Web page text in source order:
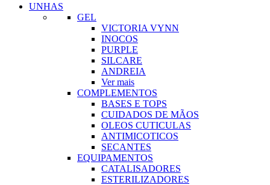
UNHAS
GEL
VICTORIA VYNN
INOCOS
PURPLE
SILCARE
ANDREIA
Ver mais
COMPLEMENTOS
BASES E TOPS
CUIDADOS DE MÃOS
OLEOS CUTICULAS
ANTIMICOTICOS
SECANTES
EQUIPAMENTOS
CATALISADORES
ESTERILIZADORES